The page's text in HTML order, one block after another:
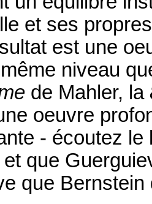
et ses
est une
niveau
de Mahler, la
oeuvre
- écoutez
que
que Bernstein